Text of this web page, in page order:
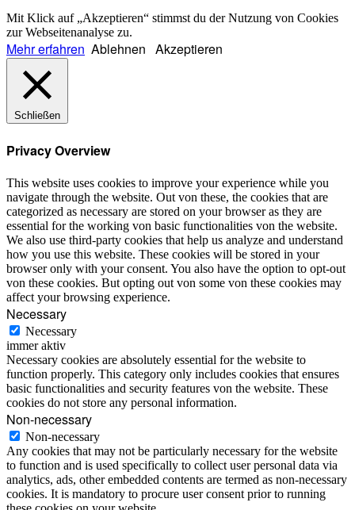
Mit Klick auf „Akzeptieren“ stimmst du der Nutzung von Cookies
zur Webseitenanalyse zu.
Mehr erfahren Ablehnen Akzeptieren
Schließen
Privacy Overview
This website uses cookies to improve your experience while you
navigate through the website. Out von these, the cookies that are
categorized as necessary are stored on your browser as they are
essential for the working von basic functionalities von the website.
We also use third-party cookies that help us analyze and understand
how you use this website. These cookies will be stored in your
browser only with your consent. You also have the option to opt-out
von these cookies. But opting out von some von these cookies may
affect your browsing experience.
Necessary
Necessary
immer aktiv
Necessary cookies are absolutely essential for the website to
function properly. This category only includes cookies that ensures
basic functionalities and security features von the website. These
cookies do not store any personal information.
Non-necessary
Non-necessary
Any cookies that may not be particularly necessary for the website
to function and is used specifically to collect user personal data via
analytics, ads, other embedded contents are termed as non-necessary
cookies. It is mandatory to procure user consent prior to running